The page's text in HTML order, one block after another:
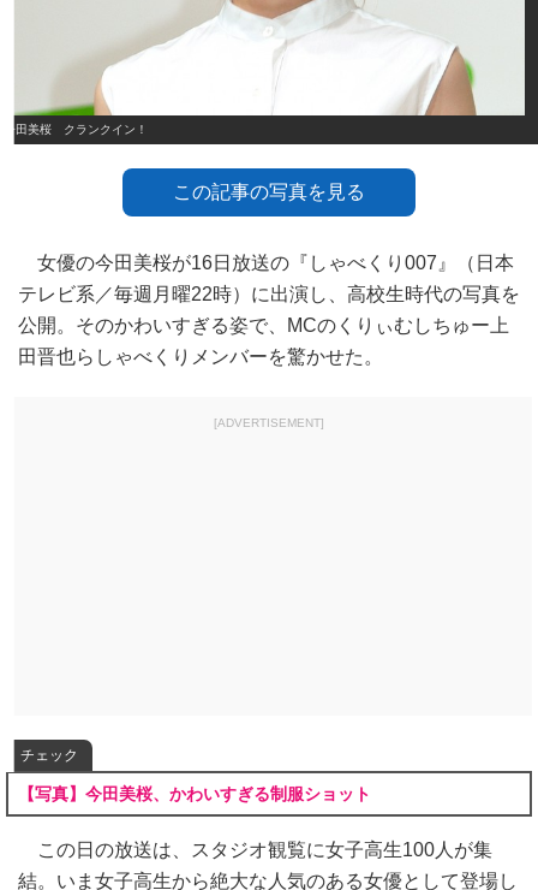
今田美桜 クランクイン！
この記事の写真を見る
女優の今田美桜が16日放送の『しゃべくり007』（日本
テレビ系／毎週月曜22時）に出演し、高校生時代の写真を
公開。そのかわいすぎる姿で、MCのくりぃむしちゅー上
田晋也らしゃべくりメンバーを驚かせた。
[ADVERTISEMENT]
チェック
【写真】今田美桜、かわいすぎる制服ショット
この日の放送は、スタジオ観覧に女子高生100人が集
結。いま女子高生から絶大な人気のある女優として登場し